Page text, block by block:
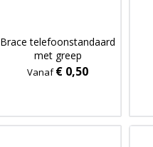
Brace telefoonstandaard
met greep
Vanaf€ 0,50